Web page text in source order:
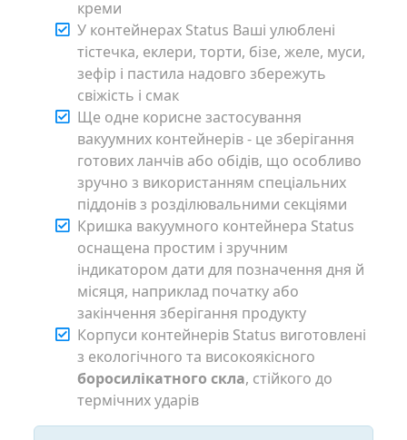
креми
У контейнерах Status Ваші улюблені
тістечка, еклери, торти, бізе, желе, муси,
зефір і пастила надовго збережуть
свіжість і смак
Ще одне корисне застосування
вакуумних контейнерів - це зберігання
готових ланчів або обідів, що особливо
зручно з використанням спеціальних
піддонів з розділювальними секціями
Кришка вакуумного контейнера Status
оснащена простим і зручним
індикатором дати для позначення дня й
місяця, наприклад початку або
закінчення зберігання продукту
Корпуси контейнерів Status виготовлені
з екологічного та високоякісного
боросилікатного скла, стійкого до
термічних ударів